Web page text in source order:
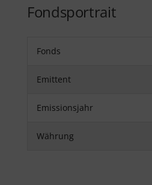
Fondsportrait
Fonds
Emittent
Emissionsjahr
Währung